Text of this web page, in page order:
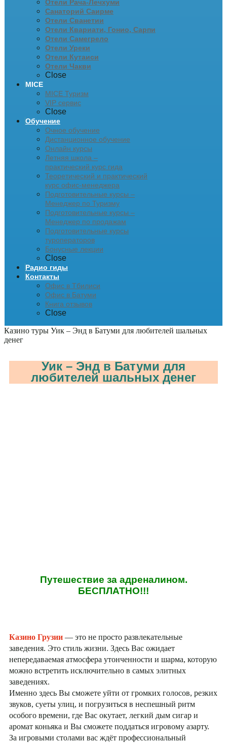
Отели Рача-Лечхуми
Санаторий Саирме
Отели Сванетии
Отели Квариати, Гонио, Сарпи
Отели Самегрело
Отели Уреки
Отели Кутаиси
Отели Чакви
Close
MICE
MICE Туризм
VIP сервис
Close
Обучение
Очное обучение
Дистанционное обучение
Онлайн курсы
Летняя школа –
практический курс гида
Теоретический и практический
курс офис-менеджера
Подготовительные курсы –
Менеджер по Туризму
Подготовительные курсы –
Менеджер по продажам
Подготовительные курсы
туроператоров
Бонусные лекции
Close
Радио гиды
Контакты
Офис в Тбилиси
Офис в Батуми
Книга отзывов
Close
Казино туры Уик – Энд в Батуми для любителей шальных
денег
Уик – Энд в Батуми для
любителей шальных денег
Путешествие за адреналином.
БЕСПЛАТНО!!!
Казино Грузии — это не просто развлекательные
заведения. Это стиль жизни. Здесь Вас ожидает
непередаваемая атмосфера утонченности и шарма, которую
можно встретить исключительно в самых элитных
заведениях.
Именно здесь Вы сможете уйти от громких голосов, резких
звуков, суеты улиц, и погрузиться в неспешный ритм
особого времени, где Вас окутает, легкий дым сигар и
аромат коньяка и Вы сможете поддаться игровому азарту.
За игровыми столами вас ждёт профессиональный